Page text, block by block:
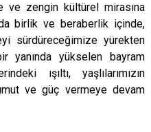
ve zengin kültürel mirasına
birlik ve beraberlik içinde,
sürdüreceğimize yürekten
yanında yükselen bayram
ışıltı, yaşlılarımızın
ve güç vermeye devam